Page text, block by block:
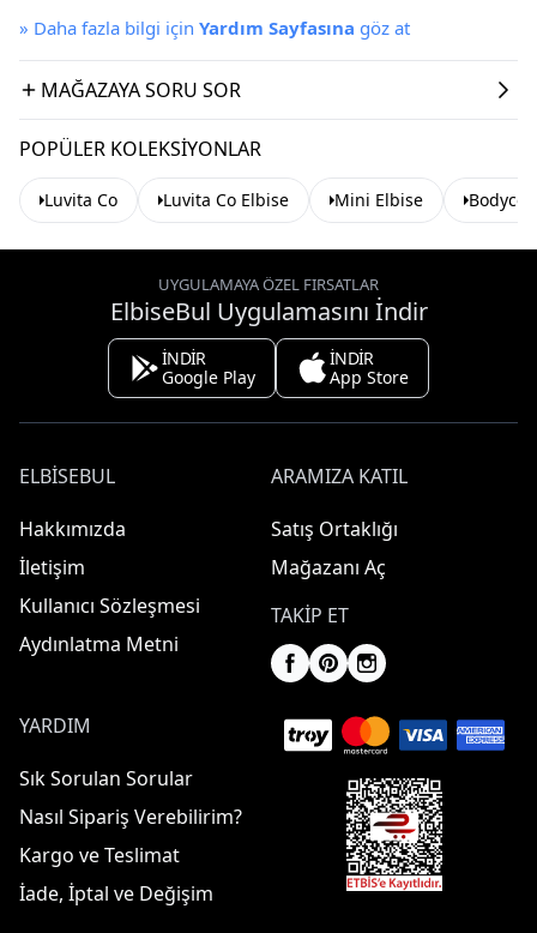
» Daha fazla bilgi için Yardım Sayfasına göz at
MAĞAZAYA SORU SOR
POPÜLER KOLEKSIYONLAR
Luvita Co Luvita Co Elbise Mini Elbise
UYGULAMAYA ÖZEL FIRSATLAR
ElbiseBul Uygulamasını İndir
İNDİR
Google Play
İNDİR
App Store
ELBISEBUL
Hakkımızda
İletişim
Kullanıcı Sözleşmesi
Aydınlatma Metni
ARAMIZA KATIL
Satış Ortaklığı
Mağazanı Aç
TAKIP ET
YARDIM
Sık Sorulan Sorular
Nasıl Sipariş Verebilirim?
Kargo ve Teslimat
İade, İptal ve Değişim